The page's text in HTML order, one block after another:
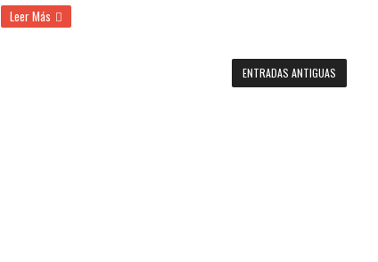
Leer Más
ENTRADAS ANTIGUAS